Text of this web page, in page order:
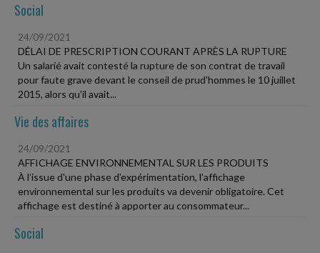
Social
24/09/2021
DÉLAI DE PRESCRIPTION COURANT APRÈS LA RUPTURE
Un salarié avait contesté la rupture de son contrat de travail
pour faute grave devant le conseil de prud'hommes le 10 juillet
2015, alors qu'il avait...
Vie des affaires
24/09/2021
AFFICHAGE ENVIRONNEMENTAL SUR LES PRODUITS
À l'issue d'une phase d'expérimentation, l'affichage
environnemental sur les produits va devenir obligatoire. Cet
affichage est destiné à apporter au consommateur...
Social